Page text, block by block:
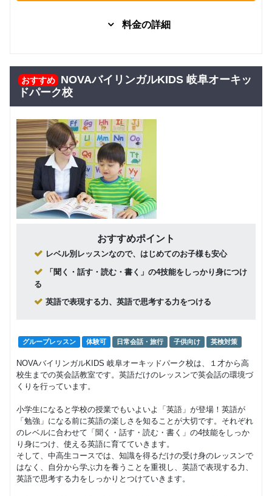
料金の詳細
集中
253,440 円(税込) / 月
回数：32 / 1セッション50分
話／旅行
英会話
492,140円(税込) / 総額
回数：64 / 1セッション50分
海外留学
／海外生
活／ワー
キングホ
リデー
マンツーマン 留学
690,140円(税込) / 総額
回数：96 / 1セッション50分
学生が対
象 日常
英会話／
留学／資
格対策
マンツーマン 日常英会話 旅行 留学
641,960 円(税込) / 総額
学生が対
英会話／
留学／資
格対策
マンツーマン TOEIC 英検 留学
418,330円(税込) / 総額
回数：64 / 1セッション50分
日常会話
／海外旅
行／留学
／ワーキ
ングホリ
デー
マンツーマン 日常英会話 旅行 留学
267,520円(税込) / 総額
回数：32 / 1セッション50分
おすすめ
NOVAバイリンガルKIDS 岐阜オーキッ
ドパーク校
おすすめポイント
レベル別レッスンなので、はじめてのお子様も安心
「聞く・話す・読む・書く」の4技能をしっかり身につけ
る
英語で表現する力、英語で思考する力をつける
グループレッスン 体験可 日常会話・旅行 子供向け 英検対策
NOVAバイリンガルKIDS 岐阜オーキッドパーク校は、１才から高
校生までの英会話教室です。英語だけのレッスンで英会話の環境づ
くりを行っています。
小学生になると学校の授業でもいよいよ「英語」が登場！英語が
「勉強」になる前に英語の楽しさを知ることが大切です。それぞれ
のレベルに合わせて「聞く・話す・読む・書く」の4技能をしっか
り身につけ、使える英語に育てていきます。
そして、中高生コースでは、知識を得るだけの受け身のレッスンで
はなく、自分から学ぶ力を養うことを重視し、英語で表現する力、
英語で思考する力をしっかりとつけていきます。